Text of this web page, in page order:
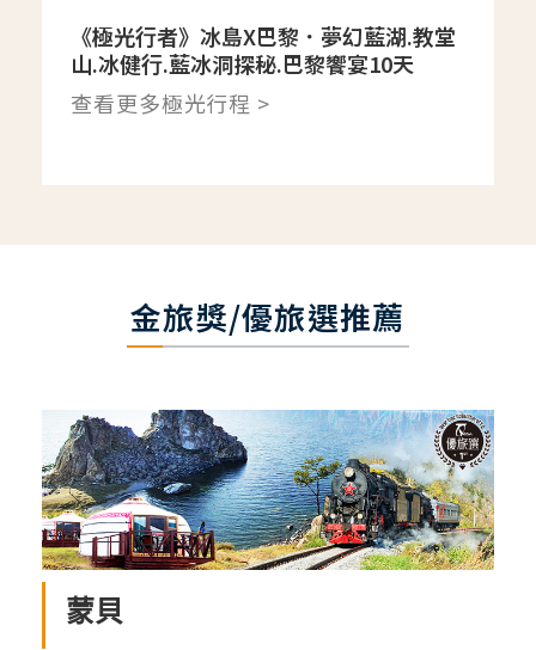
《極光行者》冰島X巴黎．夢幻藍湖.教堂
山.冰健行.藍冰洞探秘.巴黎饗宴10天
查看更多極光行程 >
金旅獎/優旅選推薦
蒙貝